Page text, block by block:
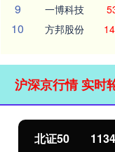
9 一博科技
10 方邦股份
沪深京行情 实时
北证50